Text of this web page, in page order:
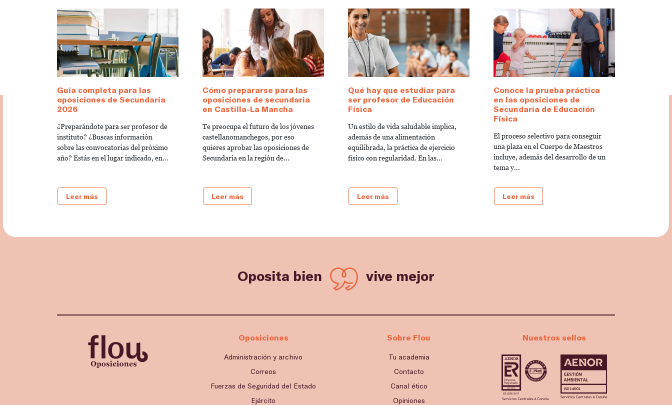
Guía completa para las
oposiciones de Secundaria
2026
¿Preparándote para ser profesor de
instituto? ¿Buscas información
sobre las convocatorias del próximo
año? Estás en el lugar indicado, en...
Leer más
Cómo prepararse para las
oposiciones de secundaria
en Castilla-La Mancha
Te preocupa el futuro de los jóvenes
castellanomanchegos, por eso
quieres aprobar las oposiciones de
Secundaria en la región de...
Leer más
Qué hay que estudiar para
ser profesor de Educación
Física
Un estilo de vida saludable implica,
además de una alimentación
equilibrada, la práctica de ejercicio
físico con regularidad. En las...
Leer más
Conoce la prueba práctica
en las oposiciones de
Secundaria de Educación
Física
El proceso selectivo para conseguir
una plaza en el Cuerpo de Maestros
incluye, además del desarrollo de un
tema y...
Leer más
Oposita bien vive mejor
Oposiciones
Administración y archivo
Correos
Fuerzas de Seguridad del Estado
Ejército
Sobre Flou
Tu academia
Contacto
Canal ético
Opiniones
Nuestros sellos